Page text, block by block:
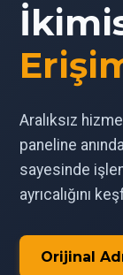
Aralıksız
paneline
sayesinde
ayrıcalığını
Orijinal